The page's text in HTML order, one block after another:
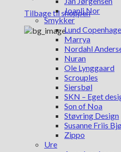
Tilbage til shoppen
Joanli Nor
Smykker
Lund
Marrya
Nordahl
Nuran
Ole Lynggaard
Scrouples
Siersbøl
SKN – Eget
Son of Noa
Støvring Design
Susanne Friis
Zippo
Ure